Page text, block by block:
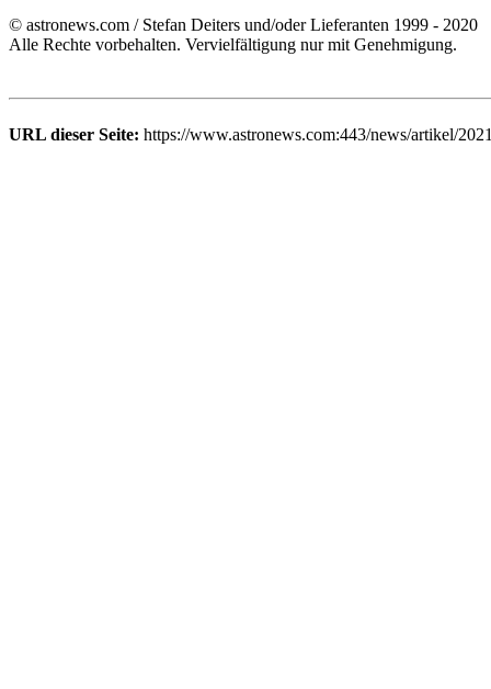
© astronews.com / Stefan Deiters und/oder Lieferanten 1999 - 2020
Alle Rechte vorbehalten. Vervielfältigung nur mit Genehmigung.
URL dieser Seite: https://www.astronews.com:443/news/artikel/